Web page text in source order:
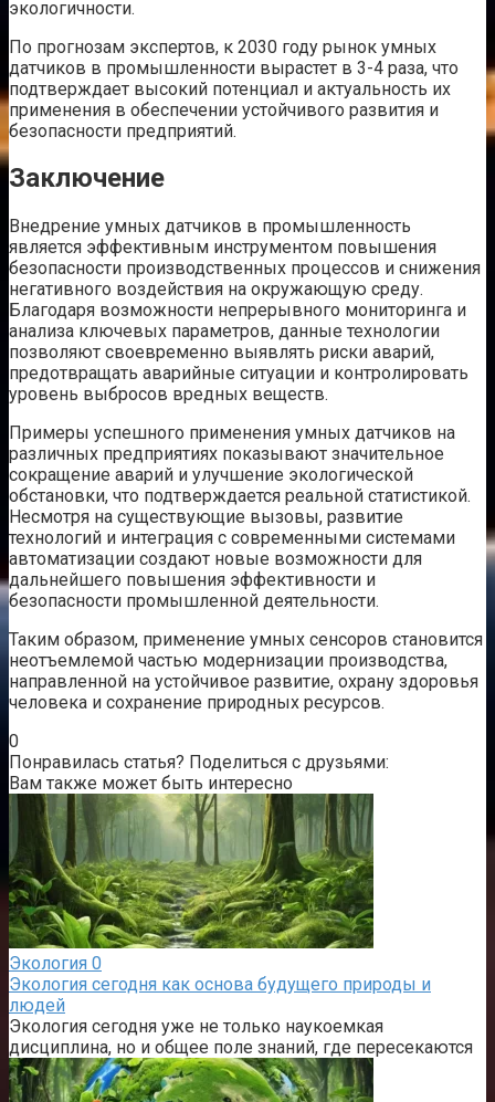
экологичности.
По прогнозам экспертов, к 2030 году рынок умных
датчиков в промышленности вырастет в 3-4 раза, что
подтверждает высокий потенциал и актуальность их
применения в обеспечении устойчивого развития и
безопасности предприятий.
Заключение
Внедрение умных датчиков в промышленность
является эффективным инструментом повышения
безопасности производственных процессов и снижения
негативного воздействия на окружающую среду.
Благодаря возможности непрерывного мониторинга и
анализа ключевых параметров, данные технологии
позволяют своевременно выявлять риски аварий,
предотвращать аварийные ситуации и контролировать
уровень выбросов вредных веществ.
Примеры успешного применения умных датчиков на
различных предприятиях показывают значительное
сокращение аварий и улучшение экологической
обстановки, что подтверждается реальной статистикой.
Несмотря на существующие вызовы, развитие
технологий и интеграция с современными системами
автоматизации создают новые возможности для
дальнейшего повышения эффективности и
безопасности промышленной деятельности.
Таким образом, применение умных сенсоров становится
неотъемлемой частью модернизации производства,
направленной на устойчивое развитие, охрану здоровья
человека и сохранение природных ресурсов.
0
Понравилась статья? Поделиться с друзьями:
Вам также может быть интересно
Экология 0
Экология сегодня как основа будущего природы и
людей
Экология сегодня уже не только наукоемкая
дисциплина, но и общее поле знаний, где пересекаются